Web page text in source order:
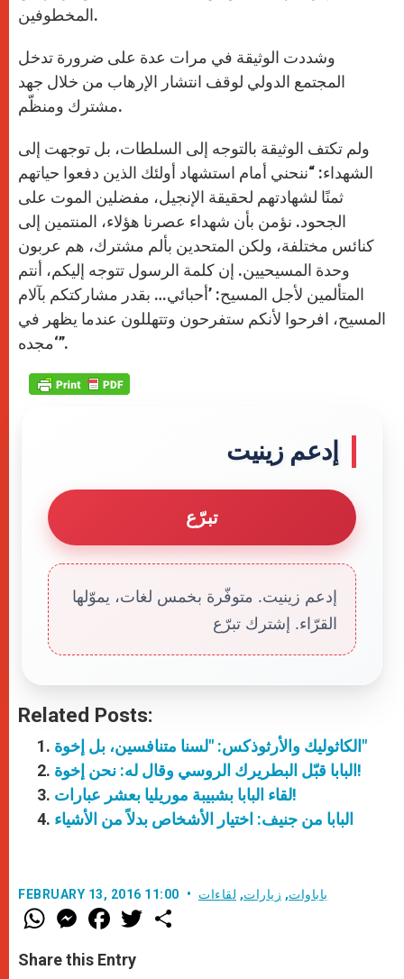
المخطوفين.
وشددت الوثيقة في مرات عدة على ضرورة تدخل
المجتمع الدولي لوقف انتشار الإرهاب من خلال جهد
مشترك ومنظّم.
ولم تكتف الوثيقة بالتوجه إلى السلطات، بل توجهت إلى
الشهداء: “ننحني أمام استشهاد أولئك الذين دفعوا حياتهم
ثمنًا لشهادتهم لحقيقة الإنجيل، مفضلين الموت على
الجحود. نؤمن بأن شهداء عصرنا هؤلاء، المنتمين إلى
كنائس مختلفة، ولكن المتحدين بألم مشترك، هم عربون
وحدة المسيحيين. إن كلمة الرسول تتوجه إليكم، أنتم
المتألمين لأجل المسيح: ’أحبائي… بقدر مشاركتكم بآلام
المسيح، افرحوا لأنكم ستفرحون وتتهللون عندما يظهر في
مجده‘”.
إدعم زينيت
تبرّع
إدعم زينيت. متوفّرة بخمس لغات، يموّلها
القرّاء. إشترك تبرّع
Related Posts:
الكاثوليك والأرثوذكس: "لسنا متنافسين، بل إخوة"
البابا قبّل البطريرك الروسي وقال له: نحن إخوة!
لقاء البابا بشبيبة موريليا بعشر عبارات!
البابا من جنيف: اختيار الأشخاص بدلاً من الأشياء
FEBRUARY 13, 2016 11:00 باباوات, زيارات, لقاءات
W
h
t
s
M
e
s
e
F
a
e
b
w
Share this Entry